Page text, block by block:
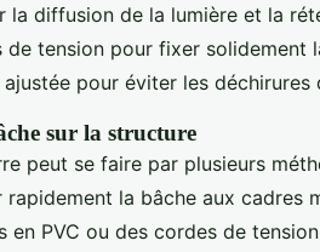
la diffusion de la lumière et la
tension pour fixer solidement
pour éviter les déchirures
sur la structure
peut se faire par plusieurs
la bâche aux cadres
PVC ou des cordes de